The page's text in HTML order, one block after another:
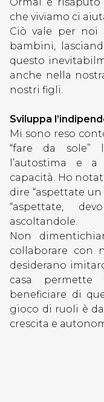
che viviamo ci
Ciò vale per
bambini,
questo
anche nella
nostri figli.
Sviluppa
Mi sono reso
“fare da sole”
l’autostima e
capacità. Ho
dire “aspettate
“aspettate,
ascoltandole.
Non
collaborare con
desiderano
casa
beneficiare di
gioco di ruoli è
crescita e